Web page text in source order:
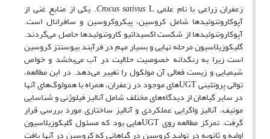
زعفران زراعی با نام علمی
Crocus sativusL. یکی از منابع غنی از
آپوکاروتنوئیدها شامل کروسین، پیکروکروسین و سافرانال است.
آپوکاروتنوئیدها از شکست اکسیداتیو کاروتنوئیدها حاصل می‌گردند.
گلیکوزیلاسیون مرحله نهایی و بسیار مهم در فرآیند بیوسنتز کروسین
است زیرا به رنگدانه خصوصیت حلالیت در آب می‌بخشد و خواص
شیمیایی و زیست فعالی آن مولکول را تغییر می‌دهد. در این مطالعه،
توالی پروتئینی UGTهای موجود در زعفران، همراه با همولوگ‌های آنها
در سایر گیاهان از دیدگاه‌های مختلف شامل آنالیز فیلوژنی و شناسایی
موتیف، آنالیز واگرایی عملکردی و آنالیز ساختاری مورد بررسی قرار
گرفت. تمرکز مطالعه روی UGT‌هایی بود که مسئول گلیکوزیلاسیون
اولیه و ثانویه در تولید کروسین در گیاهانی که کروسین در آنها یافت